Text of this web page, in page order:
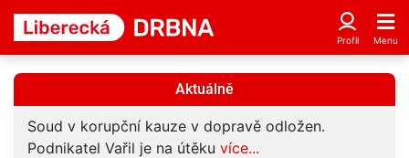
Aktuálně
Soud v korupční kauze v dopravě odložen.
Podnikatel Vařil je na útěku více...